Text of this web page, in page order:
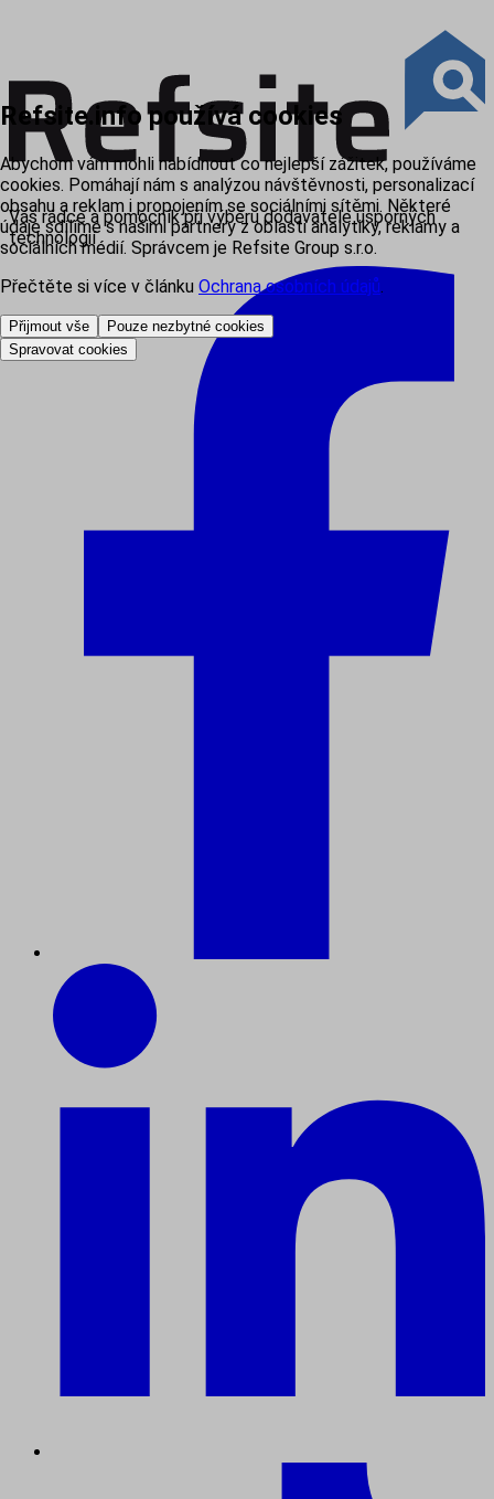
Váš rádce a pomocník při výběru dodavatele úsporných
technologií
Refsite.info používá cookies
Abychom vám mohli nabídnout co nejlepší zážitek, používáme
cookies. Pomáhají nám s analýzou návštěvnosti, personalizací
obsahu a reklam i propojením se sociálními sítěmi. Některé
údaje sdílíme s našimi partnery z oblasti analytiky, reklamy a
sociálních médií. Správcem je Refsite Group s.r.o.
Přečtěte si více v článku Ochrana osobních údajů.
Přijmout vše
Pouze nezbytné cookies
Spravovat cookies